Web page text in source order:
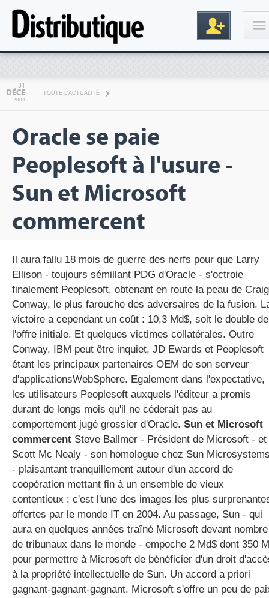
31
DÉCE
2004
TOUTE L'ACTUALITÉ
Oracle se paie
Peoplesoft à l'usure -
Sun et Microsoft
commercent
Il aura fallu 18 mois de guerre des nerfs pour que Larry
Ellison - toujours sémillant PDG d'Oracle - s'octroie
finalement Peoplesoft, obtenant en route la peau de Craig
Conway, le plus farouche des adversaires de la fusion.
victoire a cependant un coût : 10,3 Md$, soit le double de
l'offre initiale. Et quelques victimes collatérales. Outre
Conway, IBM peut être inquiet, JD Ewards et Peoplesoft
étant les principaux partenaires OEM de son serveur
d'applicationsWebSphere. Egalement dans l'expectative,
les utilisateurs Peoplesoft auxquels l'éditeur a promis
durant de longs mois qu'il ne céderait pas au
comportement jugé grossier d'Oracle. Sun et Microsoft
commercent Steve Ballmer - Président de Microsoft - et
Scott Mc Nealy - son homologue chez Sun
- plaisantant tranquillement autour d'un accord de
coopération mettant fin à un ensemble de vieux
contentieux : c'est l'une des images les plus
offertes par le monde IT en 2004. Au passage, Sun - qui
aura en quelques années traîné Microsoft devant nombre
de tribunaux dans le monde - empoche 2 Md$ dont 350
pour permettre à Microsoft de bénéficier d'un droit
à la propriété intellectuelle de Sun. Un accord a priori
gagnant-gagnant-gagnant. Microsoft s'offre un peu de